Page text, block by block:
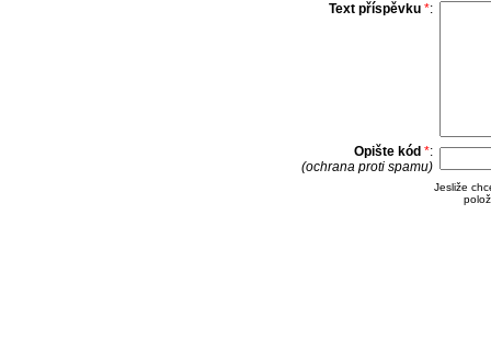
Text příspěvku *:
Opište kód *:
(ochrana proti spamu)
Jesliže